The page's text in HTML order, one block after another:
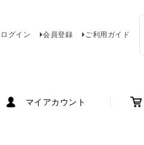
ログイン 会員登録 ご利用ガイド
マイアカウント